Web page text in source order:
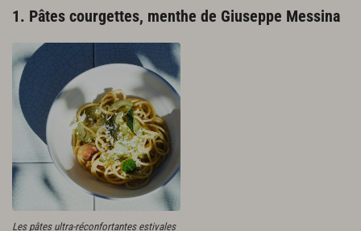
1. Pâtes courgettes, menthe de Giuseppe Messina
Les pâtes ultra-réconfortantes estivales